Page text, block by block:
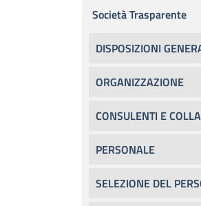
Società Trasparente
DISPOSIZIONI
ORGANIZZAZIONE
CONSULENTI E
PERSONALE
SELEZIONE DEL